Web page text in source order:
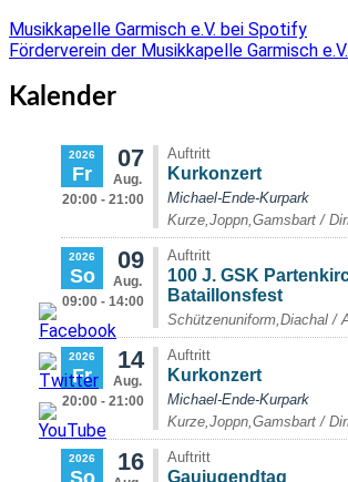
Musikkapelle Garmisch e.V. bei Spotify
Förderverein der Musikkapelle Garmisch e.V.
Kalender